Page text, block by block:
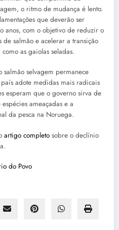
o ritmo de mudança é lento.
que deverão ser
anos, com o objetivo de reduzir o
salmão e acelerar a transição
as gaiolas seladas.
salmão selvagem permanece
adote medidas mais radicais
esperam que o governo sirva de
ameaçadas e a
da pesca na Noruega.
artigo completo sobre o declínio
do Povo